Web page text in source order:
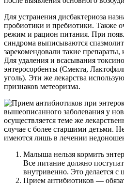
Для устранения дисбактериоза
пробиотики и пребиотики. Также
режим и рацион питания. При
синдрома выписываются
зарекомендовали такие
Для удаления и всасывания
энтеросорбенты (Смекта,
уголь). Эти же лекарства
признаков метеоризма.
вышеописанного заболевания у
осуществляется теме же
случае с более старшими детьми.
имеются лишь в лечении
Малыша нельзя кормить
Все питание должно
внутривенно. Это делается с
Прием антибиотиков —